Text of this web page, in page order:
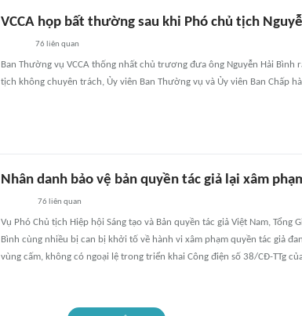
VCCA họp bất thường sau khi Phó chủ tịch
76 liên quan
Ban Thường vụ VCCA thống nhất chủ trương đưa ông Nguyễn Hải Bình
tịch không chuyên trách, Ủy viên Ban Thường vụ và Ủy viên Ban Chấp
Nhân danh bảo vệ bản quyền tác giả lại xâm
76 liên quan
Vụ Phó Chủ tịch Hiệp hội Sáng tạo và Bản quyền tác giả Việt Nam, Tổng
Bình cùng nhiều bị can bị khởi tố về hành vi xâm phạm quyền tác giả
vùng cấm, không có ngoại lệ trong triển khai Công điện số 38/CĐ-TTg